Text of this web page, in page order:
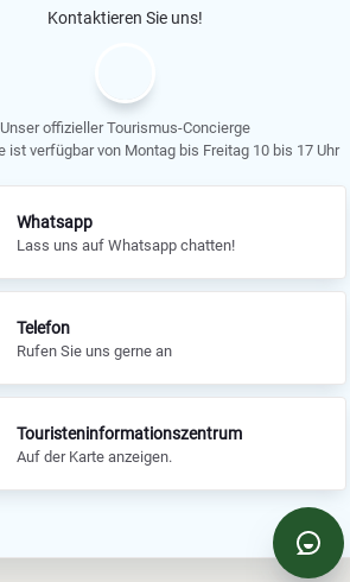
Kontaktieren Sie uns!
Unser offizieller Tourismus-Concierge
ist verfügbar von Montag bis Freitag 10 bis 17 Uhr
Whatsapp
Lass uns auf Whatsapp chatten!
Telefon
Rufen Sie uns gerne an
Touristeninformationszentrum
Auf der Karte anzeigen.